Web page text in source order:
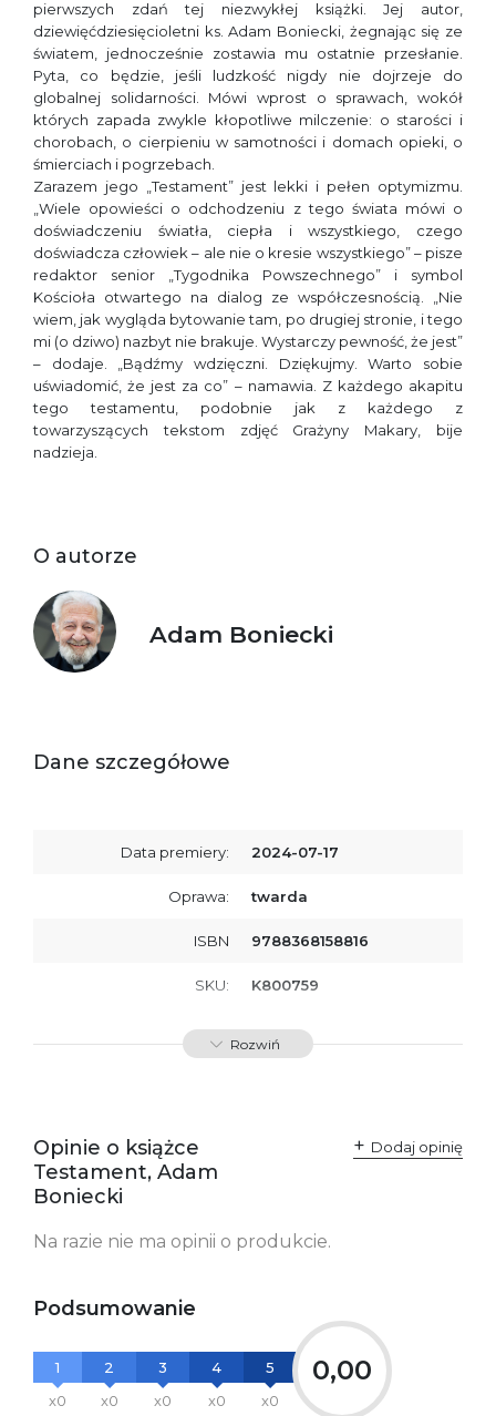
pierwszych zdań tej niezwykłej książki. Jej autor,
dziewięćdziesięcioletni ks. Adam Boniecki, żegnając się ze
światem, jednocześnie zostawia mu ostatnie przesłanie.
Pyta, co będzie, jeśli ludzkość nigdy nie dojrzeje do
globalnej solidarności. Mówi wprost o sprawach, wokół
których zapada zwykle kłopotliwe milczenie: o starości i
chorobach, o cierpieniu w samotności i domach opieki, o
śmierciach i pogrzebach.
Zarazem jego „Testament” jest lekki i pełen optymizmu.
„Wiele opowieści o odchodzeniu z tego świata mówi o
doświadczeniu światła, ciepła i wszystkiego, czego
doświadcza człowiek – ale nie o kresie wszystkiego” – pisze
redaktor senior „Tygodnika Powszechnego” i symbol
Kościoła otwartego na dialog ze współczesnością. „Nie
wiem, jak wygląda bytowanie tam, po drugiej stronie, i tego
mi (o dziwo) nazbyt nie brakuje. Wystarczy pewność, że jest”
– dodaje. „Bądźmy wdzięczni. Dziękujmy. Warto sobie
uświadomić, że jest za co” – namawia. Z każdego akapitu
tego testamentu, podobnie jak z każdego z
towarzyszących tekstom zdjęć Grażyny Makary, bije
nadzieja.
O autorze
Adam Boniecki
Dane szczegółowe
Data premiery: 2024-07-17
Oprawa: twarda
ISBN 9788368158816
SKU: K800759
Rozwiń
Opinie o książce
Testament, Adam
Boniecki
Dodaj opinię
Na razie nie ma opinii o produkcie.
Podsumowanie
1
x0
2
x0
3
x0
4
x0
5
x0
0,00